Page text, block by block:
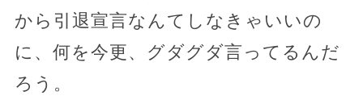
から引退宣言なんてしなきゃいいの
に、何を今更、グダグダ言ってるんだ
ろう。